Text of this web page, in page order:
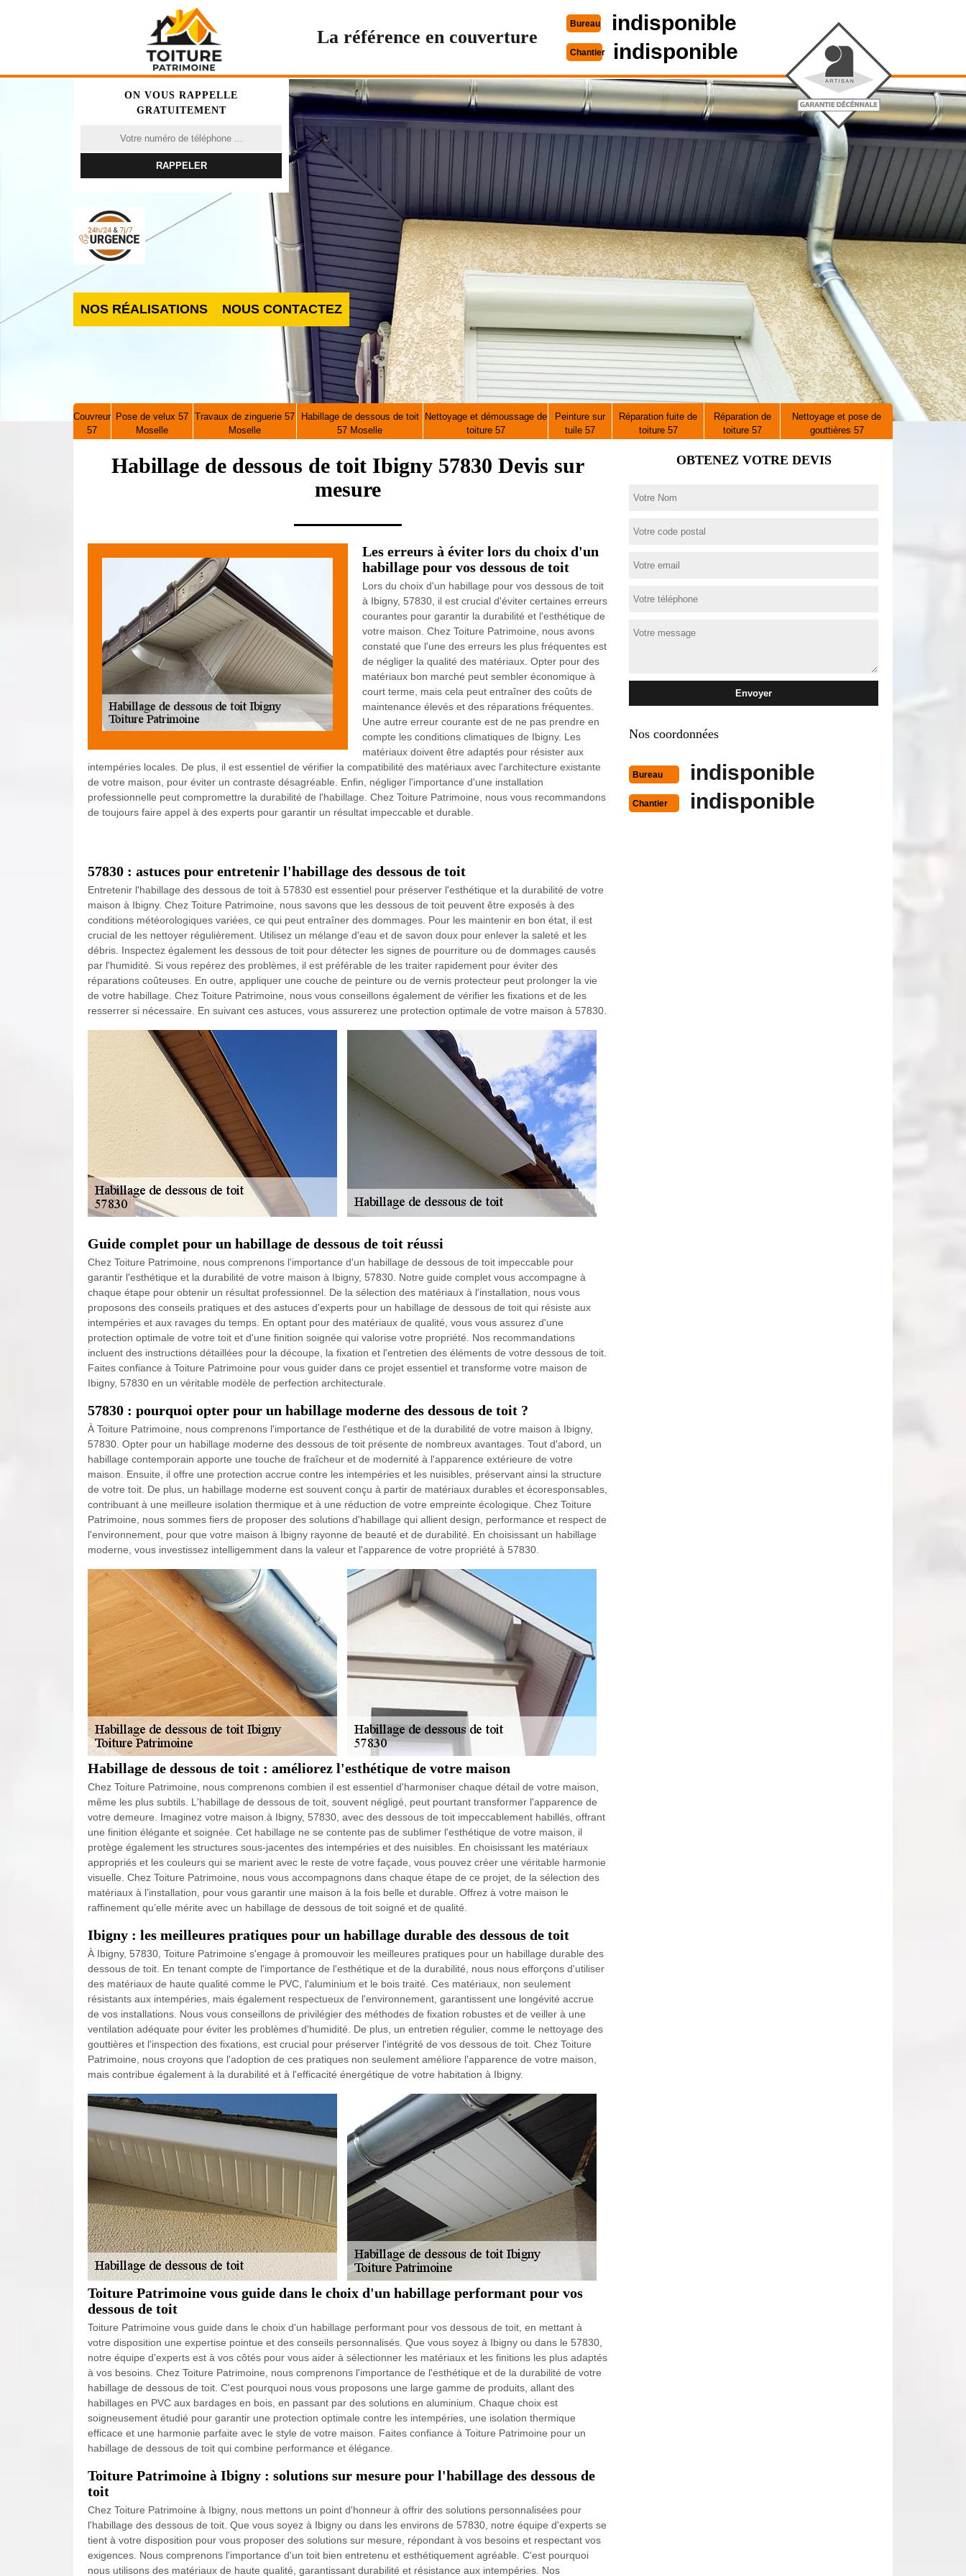
La référence en couverture
Bureau indisponible
Chantier indisponible
ON VOUS RAPPELLE
GRATUITEMENT
NOS RÉALISATIONS NOUS CONTACTEZ
Couvreur
57
Pose de velux 57
Moselle
Travaux de zinguerie 57
Moselle
Habillage de dessous de toit
57 Moselle
Nettoyage et démoussage de
toiture 57
Peinture sur
tuile 57
Réparation fuite de
toiture 57
Réparation de
toiture 57
Nettoyage et pose de
gouttières 57
Habillage de dessous de toit Ibigny 57830 Devis sur
mesure
Les erreurs à éviter lors du choix d'un
habillage pour vos dessous de toit
Lors du choix d'un habillage pour vos dessous de toit
à Ibigny, 57830, il est crucial d'éviter certaines erreurs
courantes pour garantir la durabilité et l'esthétique de
votre maison. Chez Toiture Patrimoine, nous avons
constaté que l'une des erreurs les plus fréquentes est
de négliger la qualité des matériaux. Opter pour des
matériaux bon marché peut sembler économique à
court terme, mais cela peut entraîner des coûts de
maintenance élevés et des réparations fréquentes.
Une autre erreur courante est de ne pas prendre en
compte les conditions climatiques de Ibigny. Les
matériaux doivent être adaptés pour résister aux
intempéries locales. De plus, il est essentiel de vérifier la compatibilité des matériaux avec l'architecture existante
de votre maison, pour éviter un contraste désagréable. Enfin, négliger l'importance d'une installation
professionnelle peut compromettre la durabilité de l'habillage. Chez Toiture Patrimoine, nous vous recommandons
de toujours faire appel à des experts pour garantir un résultat impeccable et durable.
57830 : astuces pour entretenir l'habillage des dessous de toit
Entretenir l'habillage des dessous de toit à 57830 est essentiel pour préserver l'esthétique et la durabilité de votre
maison à Ibigny. Chez Toiture Patrimoine, nous savons que les dessous de toit peuvent être exposés à des
conditions météorologiques variées, ce qui peut entraîner des dommages. Pour les maintenir en bon état, il est
crucial de les nettoyer régulièrement. Utilisez un mélange d'eau et de savon doux pour enlever la saleté et les
débris. Inspectez également les dessous de toit pour détecter les signes de pourriture ou de dommages causés
par l'humidité. Si vous repérez des problèmes, il est préférable de les traiter rapidement pour éviter des
réparations coûteuses. En outre, appliquer une couche de peinture ou de vernis protecteur peut prolonger la vie
de votre habillage. Chez Toiture Patrimoine, nous vous conseillons également de vérifier les fixations et de les
resserrer si nécessaire. En suivant ces astuces, vous assurerez une protection optimale de votre maison à 57830.
Guide complet pour un habillage de dessous de toit réussi
Chez Toiture Patrimoine, nous comprenons l'importance d'un habillage de dessous de toit impeccable pour
garantir l'esthétique et la durabilité de votre maison à Ibigny, 57830. Notre guide complet vous accompagne à
chaque étape pour obtenir un résultat professionnel. De la sélection des matériaux à l'installation, nous vous
proposons des conseils pratiques et des astuces d'experts pour un habillage de dessous de toit qui résiste aux
intempéries et aux ravages du temps. En optant pour des matériaux de qualité, vous vous assurez d'une
protection optimale de votre toit et d'une finition soignée qui valorise votre propriété. Nos recommandations
incluent des instructions détaillées pour la découpe, la fixation et l'entretien des éléments de votre dessous de toit.
Faites confiance à Toiture Patrimoine pour vous guider dans ce projet essentiel et transforme votre maison de
Ibigny, 57830 en un véritable modèle de perfection architecturale.
57830 : pourquoi opter pour un habillage moderne des dessous de toit ?
À Toiture Patrimoine, nous comprenons l'importance de l'esthétique et de la durabilité de votre maison à Ibigny,
57830. Opter pour un habillage moderne des dessous de toit présente de nombreux avantages. Tout d'abord, un
habillage contemporain apporte une touche de fraîcheur et de modernité à l'apparence extérieure de votre
maison. Ensuite, il offre une protection accrue contre les intempéries et les nuisibles, préservant ainsi la structure
de votre toit. De plus, un habillage moderne est souvent conçu à partir de matériaux durables et écoresponsables,
contribuant à une meilleure isolation thermique et à une réduction de votre empreinte écologique. Chez Toiture
Patrimoine, nous sommes fiers de proposer des solutions d'habillage qui allient design, performance et respect de
l'environnement, pour que votre maison à Ibigny rayonne de beauté et de durabilité. En choisissant un habillage
moderne, vous investissez intelligemment dans la valeur et l'apparence de votre propriété à 57830.
Habillage de dessous de toit : améliorez l'esthétique de votre maison
Chez Toiture Patrimoine, nous comprenons combien il est essentiel d'harmoniser chaque détail de votre maison,
même les plus subtils. L'habillage de dessous de toit, souvent négligé, peut pourtant transformer l'apparence de
votre demeure. Imaginez votre maison à Ibigny, 57830, avec des dessous de toit impeccablement habillés, offrant
une finition élégante et soignée. Cet habillage ne se contente pas de sublimer l'esthétique de votre maison, il
protège également les structures sous-jacentes des intempéries et des nuisibles. En choisissant les matériaux
appropriés et les couleurs qui se marient avec le reste de votre façade, vous pouvez créer une véritable harmonie
visuelle. Chez Toiture Patrimoine, nous vous accompagnons dans chaque étape de ce projet, de la sélection des
matériaux à l’installation, pour vous garantir une maison à la fois belle et durable. Offrez à votre maison le
raffinement qu’elle mérite avec un habillage de dessous de toit soigné et de qualité.
Ibigny : les meilleures pratiques pour un habillage durable des dessous de toit
À Ibigny, 57830, Toiture Patrimoine s'engage à promouvoir les meilleures pratiques pour un habillage durable des
dessous de toit. En tenant compte de l'importance de l'esthétique et de la durabilité, nous nous efforçons d'utiliser
des matériaux de haute qualité comme le PVC, l'aluminium et le bois traité. Ces matériaux, non seulement
résistants aux intempéries, mais également respectueux de l'environnement, garantissent une longévité accrue
de vos installations. Nous vous conseillons de privilégier des méthodes de fixation robustes et de veiller à une
ventilation adéquate pour éviter les problèmes d'humidité. De plus, un entretien régulier, comme le nettoyage des
gouttières et l'inspection des fixations, est crucial pour préserver l'intégrité de vos dessous de toit. Chez Toiture
Patrimoine, nous croyons que l'adoption de ces pratiques non seulement améliore l'apparence de votre maison,
mais contribue également à la durabilité et à l'efficacité énergétique de votre habitation à Ibigny.
Toiture Patrimoine vous guide dans le choix d'un habillage performant pour vos
dessous de toit
Toiture Patrimoine vous guide dans le choix d'un habillage performant pour vos dessous de toit, en mettant à
votre disposition une expertise pointue et des conseils personnalisés. Que vous soyez à Ibigny ou dans le 57830,
notre équipe d'experts est à vos côtés pour vous aider à sélectionner les matériaux et les finitions les plus adaptés
à vos besoins. Chez Toiture Patrimoine, nous comprenons l'importance de l'esthétique et de la durabilité de votre
habillage de dessous de toit. C'est pourquoi nous vous proposons une large gamme de produits, allant des
habillages en PVC aux bardages en bois, en passant par des solutions en aluminium. Chaque choix est
soigneusement étudié pour garantir une protection optimale contre les intempéries, une isolation thermique
efficace et une harmonie parfaite avec le style de votre maison. Faites confiance à Toiture Patrimoine pour un
habillage de dessous de toit qui combine performance et élégance.
Toiture Patrimoine à Ibigny : solutions sur mesure pour l'habillage des dessous de
toit
Chez Toiture Patrimoine à Ibigny, nous mettons un point d'honneur à offrir des solutions personnalisées pour
l'habillage des dessous de toit. Que vous soyez à Ibigny ou dans les environs de 57830, notre équipe d'experts se
tient à votre disposition pour vous proposer des solutions sur mesure, répondant à vos besoins et respectant vos
exigences. Nous comprenons l'importance d'un toit bien entretenu et esthétiquement agréable. C'est pourquoi
nous utilisons des matériaux de haute qualité, garantissant durabilité et résistance aux intempéries. Nos
OBTENEZ VOTRE DEVIS
Nos coordonnées
Bureau indisponible
Chantier indisponible